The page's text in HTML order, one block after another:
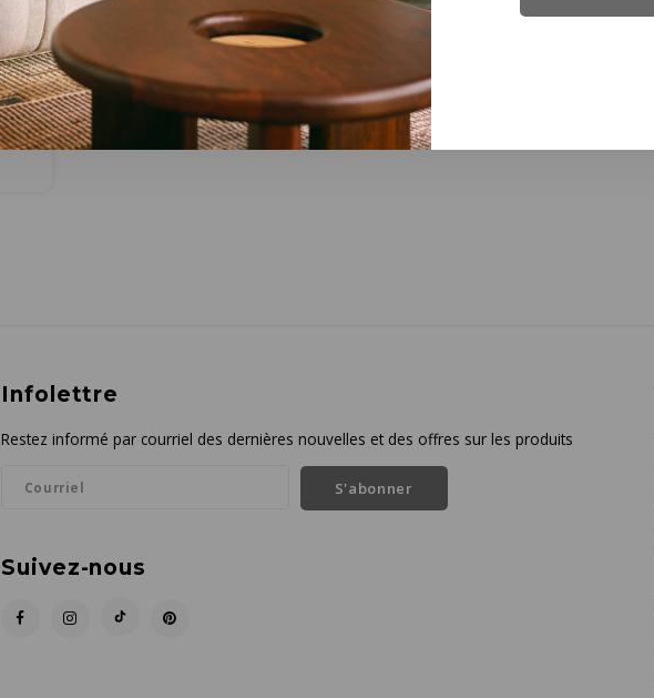
Infolettre
Restez informé par courriel des dernières nouvelles et des offres sur les produits
S'abonner
Suivez-nous